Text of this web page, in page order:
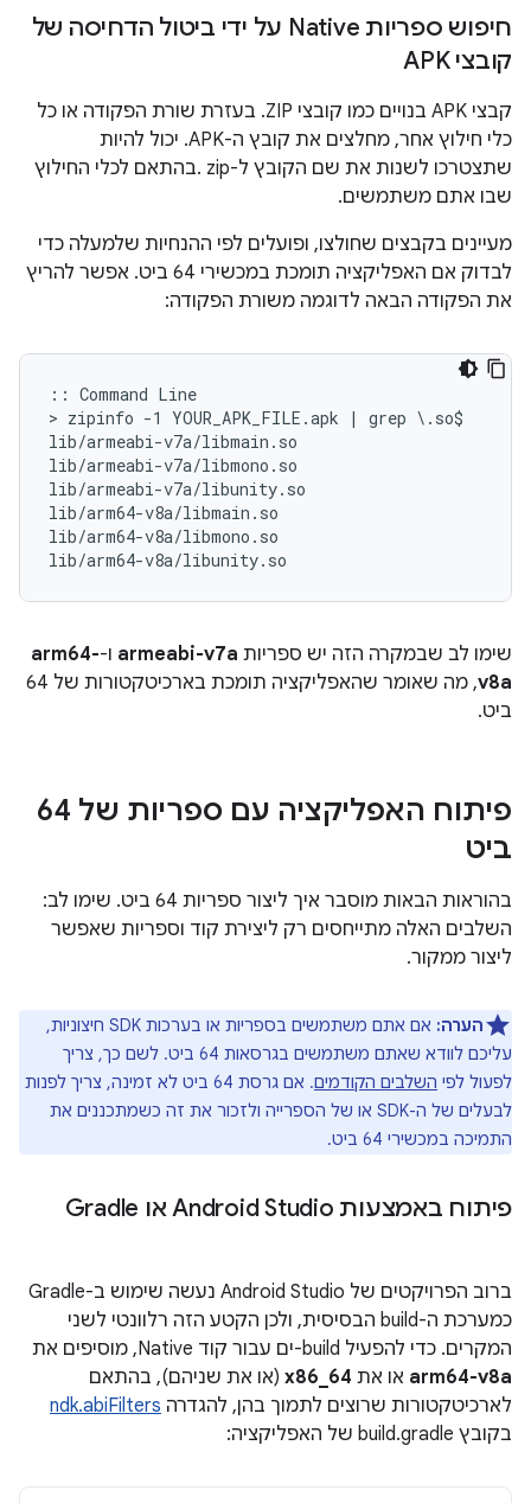
חיפוש ספריות Native על ידי ביטול הדחיסה של
קובצי APK
קבצי APK בנויים כמו קובצי ZIP. בעזרת שורת הפקודה או כל
כלי חילוץ אחר, מחלצים את קובץ ה-APK. יכול להיות
שתצטרכו לשנות את שם הקובץ ל-zip .בהתאם לכלי החילוץ
שבו אתם משתמשים.
מעיינים בקבצים שחולצו, ופועלים לפי ההנחיות שלמעלה כדי
לבדוק אם האפליקציה תומכת במכשירי 64 ביט. אפשר להריץ
את הפקודה הבאה לדוגמה משורת הפקודה:
:: Command Line
> zipinfo -1 YOUR_APK_FILE.apk | grep \.so$
lib/armeabi-v7a/libmain.so
lib/armeabi-v7a/libmono.so
lib/armeabi-v7a/libunity.so
lib/arm64-v8a/libmain.so
lib/arm64-v8a/libmono.so
שימו לב שבמקרה הזה יש ספריות armeabi-v7a ו-arm64-
v8a
, מה שאומר שהאפליקציה תומכת בארכיטקטורות של 64
ביט.
פיתוח האפליקציה עם ספריות של 64
ביט
בהוראות הבאות מוסבר איך ליצור ספריות 64 ביט. שימו לב:
השלבים האלה מתייחסים רק ליצירת קוד וספריות שאפשר
ליצור ממקור.
הערה:
אם אתם משתמשים בספריות או בערכות SDK חיצוניות,
עליכם לוודא שאתם משתמשים בגרסאות 64 ביט. לשם כך, צריך
לפעול לפי השלבים הקודמים
. אם גרסת 64 ביט לא זמינה, צריך לפנות
לבעלים של ה-SDK או של הספרייה ולזכור את זה כשמתכננים את
התמיכה במכשירי 64 ביט.
פיתוח באמצעות Android Studio או Gradle
ברוב הפרויקטים של Android Studio נעשה שימוש ב-Gradle
כמערכת ה-build הבסיסית, ולכן הקטע הזה רלוונטי לשני
המקרים. כדי להפעיל build-ים עבור קוד Native, מוסיפים את
arm64-v8a או את x86_64 (או את שניהם), בהתאם
לארכיטקטורות שרוצים לתמוך בהן, להגדרה ndk.abiFilters
בקובץ build.gradle של האפליקציה: